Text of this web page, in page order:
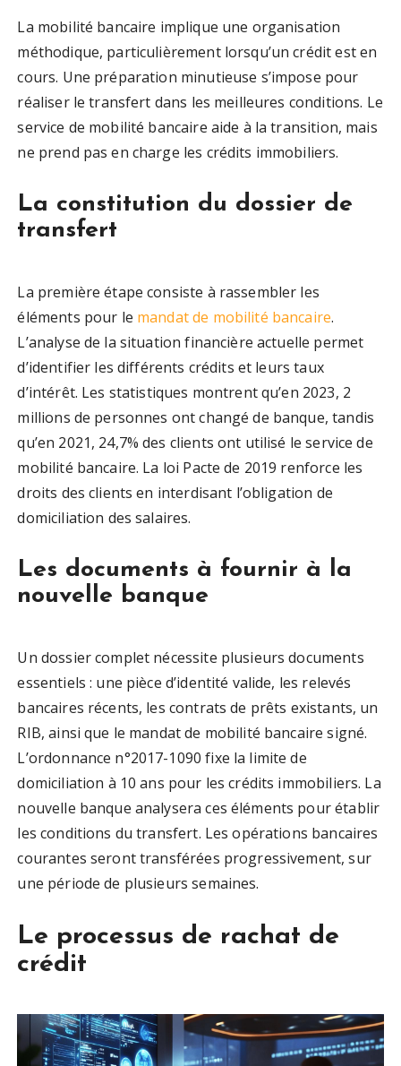
La mobilité bancaire implique une organisation
méthodique, particulièrement lorsqu’un crédit est en
cours. Une préparation minutieuse s’impose pour
réaliser le transfert dans les meilleures conditions. Le
service de mobilité bancaire aide à la transition, mais
ne prend pas en charge les crédits immobiliers.
La constitution du dossier de
transfert
La première étape consiste à rassembler les
éléments pour le mandat de mobilité bancaire.
L’analyse de la situation financière actuelle permet
d’identifier les différents crédits et leurs taux
d’intérêt. Les statistiques montrent qu’en 2023, 2
millions de personnes ont changé de banque, tandis
qu’en 2021, 24,7% des clients ont utilisé le service de
mobilité bancaire. La loi Pacte de 2019 renforce les
droits des clients en interdisant l’obligation de
domiciliation des salaires.
Les documents à fournir à la
nouvelle banque
Un dossier complet nécessite plusieurs documents
essentiels : une pièce d’identité valide, les relevés
bancaires récents, les contrats de prêts existants, un
RIB, ainsi que le mandat de mobilité bancaire signé.
L’ordonnance n°2017-1090 fixe la limite de
domiciliation à 10 ans pour les crédits immobiliers. La
nouvelle banque analysera ces éléments pour établir
les conditions du transfert. Les opérations bancaires
courantes seront transférées progressivement, sur
une période de plusieurs semaines.
Le processus de rachat de
crédit